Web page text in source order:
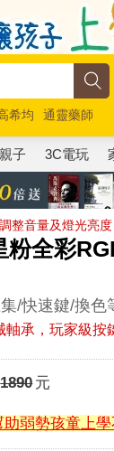
希均
通靈藥師
子 3C電玩
整音量及燈光亮度
粉全彩
/快速鍵/換色
軸承，玩家級按
1890元
弱勢孩童上學